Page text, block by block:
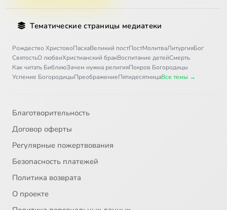
Тематические страницы медиатеки
Рождество ХристовоПасхаВеликий постПостМолитваЛитургияБог
СвятостьО любвиХристианский бракВоспитание детейСмерть
Как читать БиблиюЗачем нужна религияПокров Богородицы
Успение БогородицыПреображениеПятидесятницаВсе темы →
Благотворительность
Договор оферты
Регулярные пожертвования
Безопасность платежей
Политика возврата
О проекте